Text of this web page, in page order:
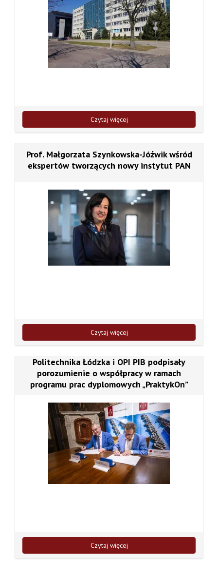
Czytaj więcej
Prof. Małgorzata Szynkowska-Jóźwik wśród
ekspertów tworzących nowy instytut PAN
Czytaj więcej
Politechnika Łódzka i OPI PIB podpisały
porozumienie o współpracy w ramach
programu prac dyplomowych „PraktykOn”
Czytaj więcej